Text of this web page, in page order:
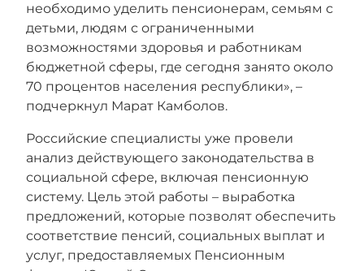
необходимо уделить пенсионерам, семьям с
детьми, людям с ограниченными
возможностями здоровья и работникам
бюджетной сферы, где сегодня занято около
70 процентов населения республики», –
подчеркнул Марат Камболов.
Российские специалисты уже провели
анализ действующего законодательства в
социальной сфере, включая пенсионную
систему. Цель этой работы – выработка
предложений, которые позволят обеспечить
соответствие пенсий, социальных выплат и
услуг, предоставляемых Пенсионным